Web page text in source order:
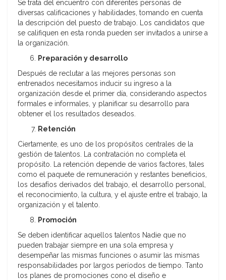
Se trata del encuentro con diferentes personas de
diversas calificaciones y habilidades, tomando en cuenta
la descripción del puesto de trabajo. Los candidatos que
se califiquen en esta ronda pueden ser invitados a unirse a
la organización.
Preparación y desarrollo
Después de reclutar a las mejores personas son
entrenados necesitamos inducir su ingreso a la
organización desde el primer día, considerando aspectos
formales e informales, y planificar su desarrollo para
obtener el los resultados deseados.
Retención
Ciertamente, es uno de los propósitos centrales de la
gestión de talentos. La contratación no completa el
propósito. La retención depende de varios factores, tales
como el paquete de remuneración y restantes beneficios,
los desafíos derivados del trabajo, el desarrollo personal,
el reconocimiento, la cultura, y el ajuste entre el trabajo, la
organización y el talento.
Promoción
Se deben identificar aquellos talentos Nadie que no
pueden trabajar siempre en una sola empresa y
desempeñar las mismas funciones o asumir las mismas
responsabilidades por largos períodos de tiempo. Tanto
los planes de promociones cono el diseño e